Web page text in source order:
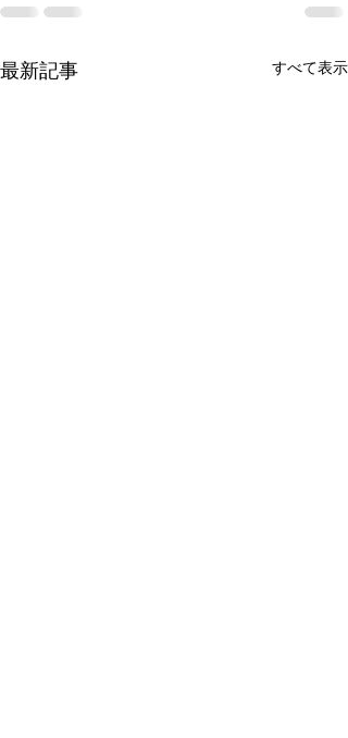
最新記事 すべて表示